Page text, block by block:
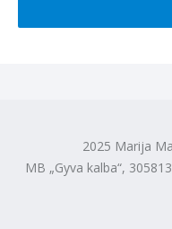
2025 Marija
MB „Gyva kalba“,